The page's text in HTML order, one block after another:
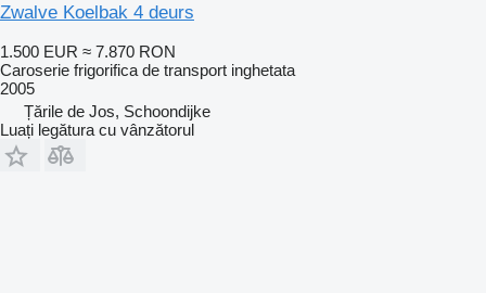
Zwalve Koelbak 4 deurs
1.500 EUR ≈ 7.870 RON
Caroserie frigorifica de transport inghetata
2005
Țările de Jos, Schoondijke
Luați legătura cu vânzătorul